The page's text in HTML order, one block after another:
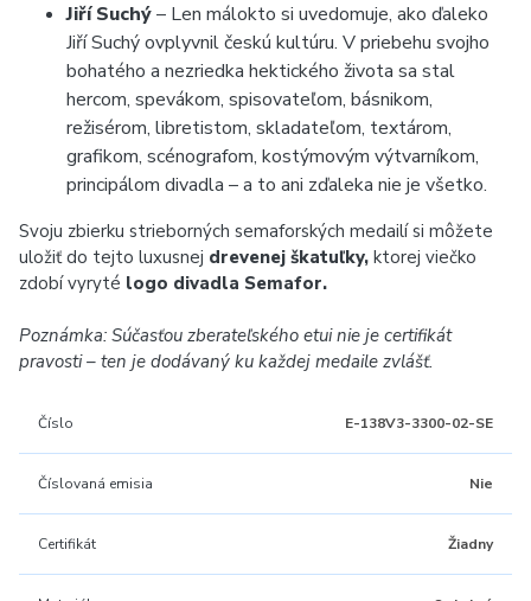
Jiří Suchý– Len málokto si uvedomuje, ako ďaleko
Jiří Suchý ovplyvnil českú kultúru. V priebehu svojho
bohatého a nezriedka hektického života sa stal
hercom, spevákom, spisovateľom, básnikom,
režisérom, libretistom, skladateľom, textárom,
grafikom, scénografom, kostýmovým výtvarníkom,
principálom divadla – a to ani zďaleka nie je všetko.
Svoju zbierku strieborných semaforských medailí si môžete
uložiť do tejto luxusnej drevenej škatuľky, ktorej viečko
zdobí vyryté logo divadla Semafor.
Poznámka: Súčasťou zberateľského etui nie je certifikát
pravosti – ten je dodávaný ku každej medaile zvlášť.
Číslo E-138V3-3300-02-SE
Číslovaná emisia Nie
Certifikát Žiadny